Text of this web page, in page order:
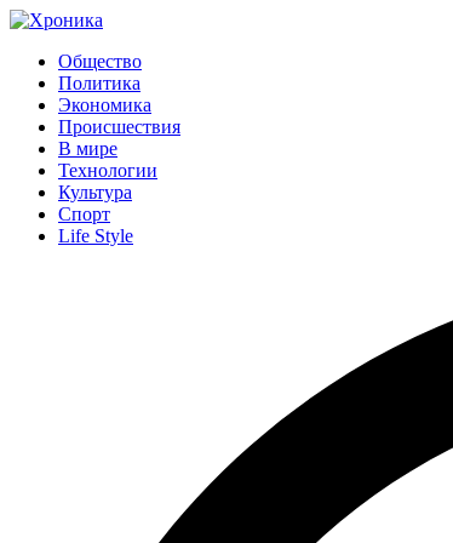
Общество
Политика
Экономика
Происшествия
В мире
Технологии
Культура
Спорт
Life Style